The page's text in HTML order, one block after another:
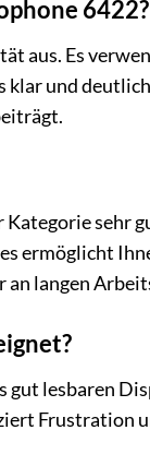
6422?
aus. Es
und
sehr
ermöglicht
an langen
gut lesbaren
Frustration